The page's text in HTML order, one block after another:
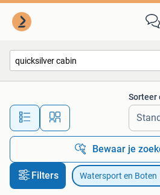
Alle afstanden…
Sorteer
Bewaar je
Filters Watersport en Boten